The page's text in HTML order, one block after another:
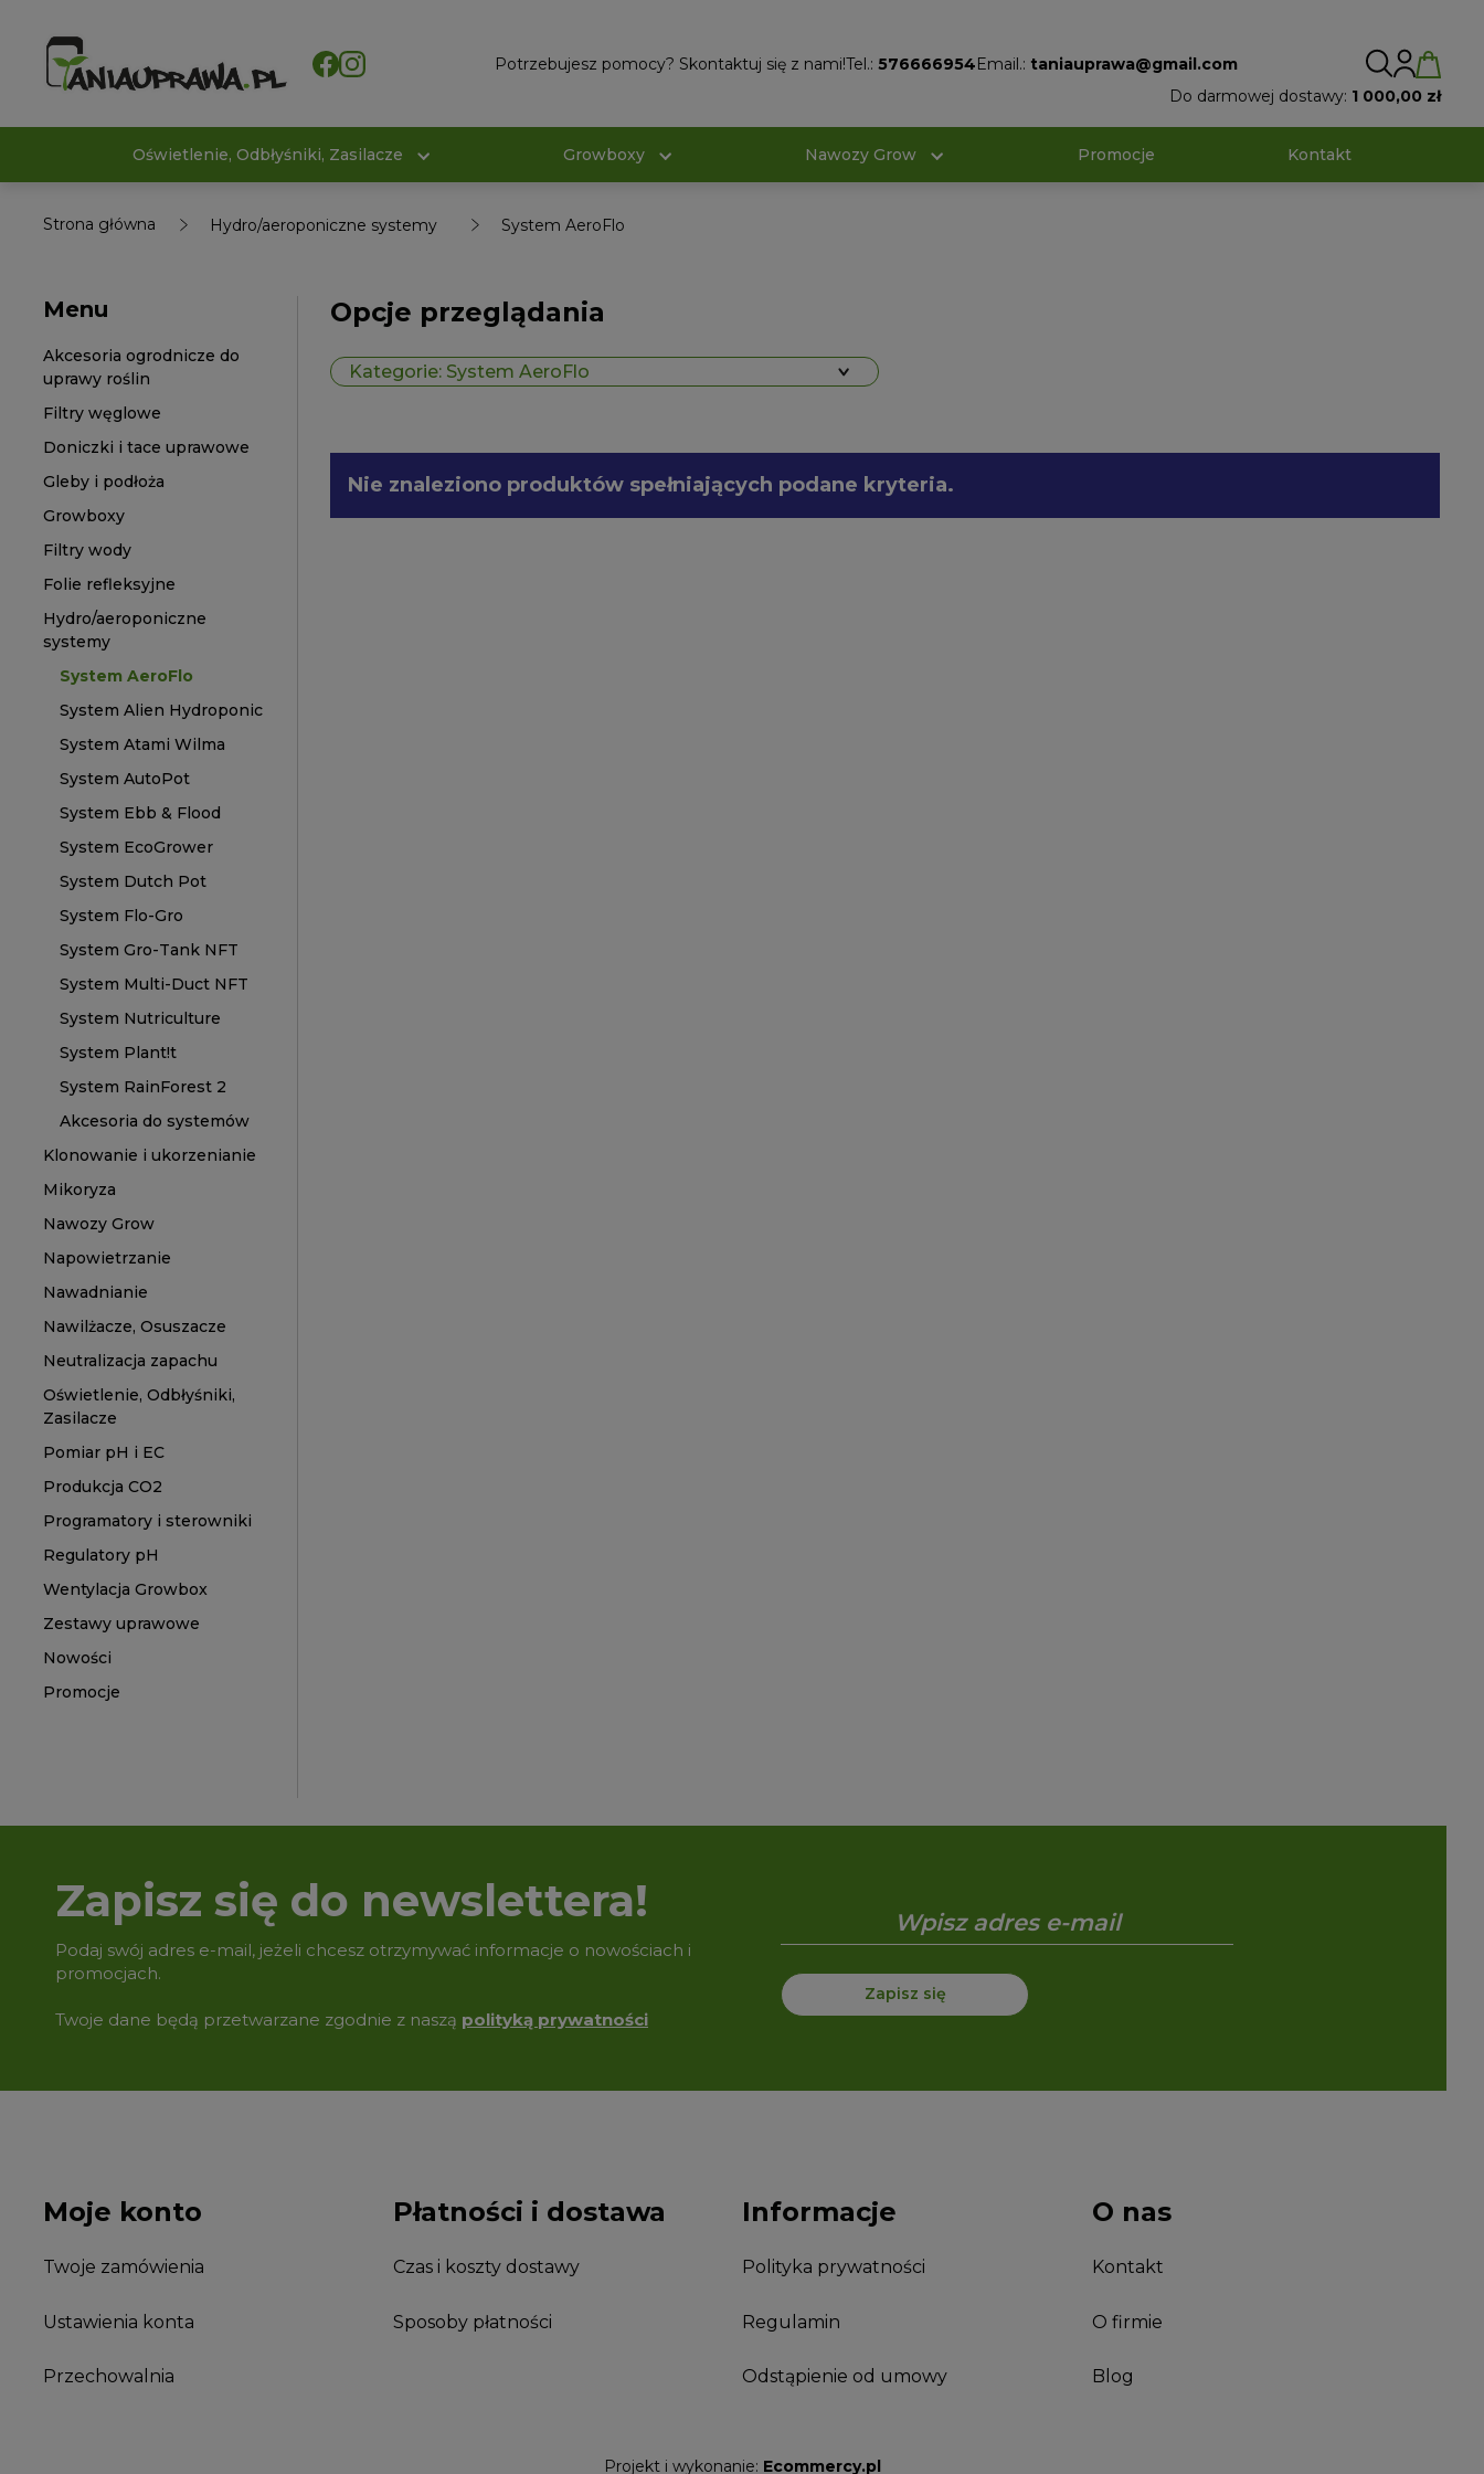
Potrzebujesz pomocy? Skontaktuj się z nami!Tel.: 576666954Email.: taniauprawa@gmail.com
Do darmowej dostawy: 1 000,00 zł
Oświetlenie, Odbłyśniki, Zasilacze Growboxy Nawozy Grow Promocje Kontakt
Strona główna Hydro/aeroponiczne systemy System AeroFlo
Menu
Akcesoria ogrodnicze do
uprawy roślin
Filtry węglowe
Doniczki i tace uprawowe
Gleby i podłoża
Growboxy
Filtry wody
Folie refleksyjne
Hydro/aeroponiczne
systemy
System AeroFlo
System Alien Hydroponic
System Atami Wilma
System AutoPot
System Ebb & Flood
System EcoGrower
System Dutch Pot
System Flo-Gro
System Gro-Tank NFT
System Multi-Duct NFT
System Nutriculture
System Plant!t
System RainForest 2
Akcesoria do systemów
Klonowanie i ukorzenianie
Mikoryza
Nawozy Grow
Napowietrzanie
Nawadnianie
Nawilżacze, Osuszacze
Neutralizacja zapachu
Oświetlenie, Odbłyśniki,
Zasilacze
Pomiar pH i EC
Produkcja CO2
Programatory i sterowniki
Regulatory pH
Wentylacja Growbox
Zestawy uprawowe
Nowości
Promocje
Opcje przeglądania
Kategorie: System AeroFlo
Nie znaleziono produktów spełniających podane kryteria.
Zapisz się do newslettera!
Podaj swój adres e-mail, jeżeli chcesz otrzymywać informacje o nowościach i
promocjach.
Twoje dane będą przetwarzane zgodnie z naszą polityką prywatności
Zapisz się
Moje konto
Twoje zamówienia
Ustawienia konta
Przechowalnia
Płatności i dostawa
Czas i koszty dostawy
Sposoby płatności
Informacje
Polityka prywatności
Regulamin
Odstąpienie od umowy
O nas
Kontakt
O firmie
Blog
Projekt i wykonanie: Ecommercy.pl